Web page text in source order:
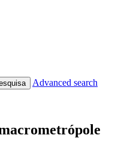
Advanced search